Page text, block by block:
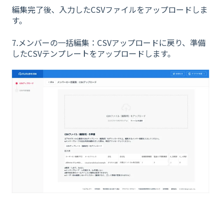
編集完了後、入力したCSVファイルをアップロードしま
す。
7.メンバーの一括編集：CSVアップロードに戻り、準備
したCSVテンプレートをアップロードします。